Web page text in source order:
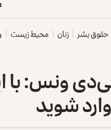
حقوق بشر زنان محیط زیست
ونس: با
شوید